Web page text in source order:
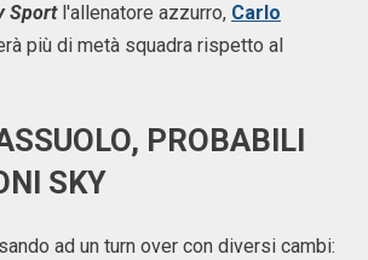
Sport l'allenatore azzurro, Carlo
più di metà squadra rispetto al
PROBABILI
SKY
ad un turn over con diversi cambi: